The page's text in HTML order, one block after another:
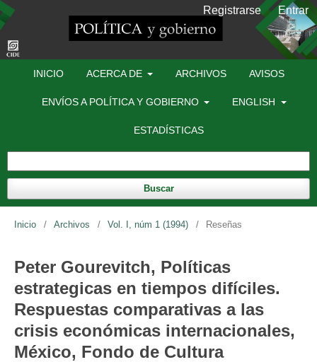
INICIO ACERCA DE ARCHIVOS AVISOS
ENVÍOS A POLÍTICA Y GOBIERNO ENGLISH
ESTADÍSTICAS
Buscar
Registrarse Entrar
Inicio / Archivos / Vol. I, núm 1 (1994) / Reseñas
Peter Gourevitch, Políticas
estrategicas en tiempos difíciles.
Respuestas comparativas a las
crisis económicas internacionales,
México, Fondo de Cultura